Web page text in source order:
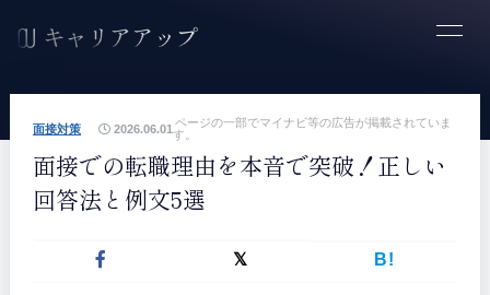
ページの一部でマイナビ等の広告が掲載されていま
す。
面接対策 2026.06.01
面接での転職理由を本音で突破！正しい
回答法と例文5選
B!